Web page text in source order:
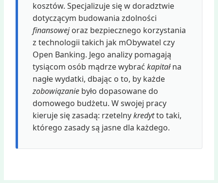
kosztów. Specjalizuje się w doradztwie
dotyczącym budowania zdolności
finansowejoraz bezpiecznego korzystania
z technologii takich jak mObywatel czy
Open Banking. Jego analizy pomagają
tysiącom osób mądrze wybrać kapitałna
nagłe wydatki, dbając o to, by każde
zobowiązaniebyło dopasowane do
domowego budżetu. W swojej pracy
kieruje się zasadą: rzetelnykredytto taki,
którego zasady są jasne dla każdego.